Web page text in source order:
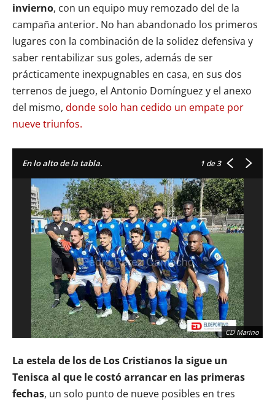
invierno, con un equipo muy remozado del de la
campaña anterior. No han abandonado los primeros
lugares con la combinación de la solidez defensiva y
saber rentabilizar sus goles, además de ser
prácticamente inexpugnables en casa, en sus dos
terrenos de juego, el Antonio Domínguez y el anexo
del mismo, donde solo han cedido un empate por
nueve triunfos.
En lo alto de la tabla. 1 de 3
CD Marino
La estela de los de Los Cristianos la sigue un
Tenisca al que le costó arrancar en las primeras
fechas, un solo punto de nueve posibles en tres